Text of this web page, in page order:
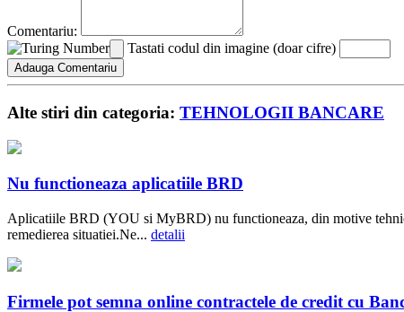
Comentariu:
Tastati codul din imagine (doar cifre)
Alte stiri din categoria: TEHNOLOGII BANCARE
Nu functioneaza aplicatiile BRD
Aplicatiile BRD (YOU si MyBRD) nu functioneaza, din motive
remedierea situatiei.Ne... detalii
Firmele pot semna online contractele de credit cu